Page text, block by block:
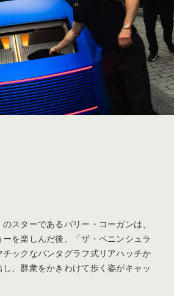
スターであるバリー・コーガンは、
を楽しんだ後、「ザ・ペニンシュラ
ックなパンタグラフ式リアハッチか
、群衆をかきわけて歩く姿がキャッ